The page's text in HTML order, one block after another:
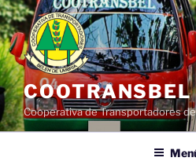
Saltar
al
contenido
COOTRANSBEL
Cooperativa de Transportadores